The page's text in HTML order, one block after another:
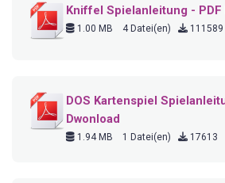
Kniffel Spielanleitung - PDF
1.00 MB 4 Datei(en) 111589
DOS Kartenspiel
Dwonload
1.94 MB 1 Datei(en) 17613